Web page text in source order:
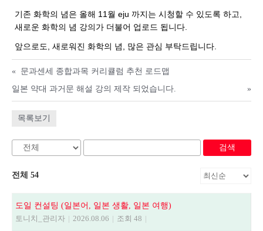
기존 화학의 념은 올해 11월 eju 까지는 시청할 수 있도록 하고,
새로운 화학의 념 강의가 더불어 업로드 됩니다.
앞으로도, 새로워진 화학의 념, 많은 관심 부탁드립니다.
« 문과센세 종합과목 커리큘럼 추천 로드맵
일본 약대 과거문 해설 강의 제작 되었습니다.
»
목록보기
검색
전체 54
도일 컨설팅 (일본어, 일본 생활, 일본 여행)
토니치_관리자 | 2026.08.06 | 조회 48 |